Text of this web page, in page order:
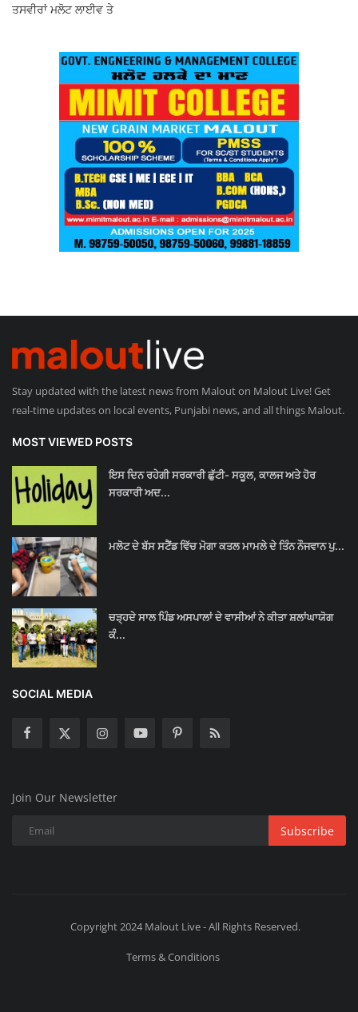
ਤਸਵੀਰਾਂ ਮਲੋਟ ਲਾਈਵ ਤੇ
Stay updated with the latest news from Malout on Malout Live! Get
real-time updates on local events, Punjabi news, and all things Malout.
MOST VIEWED POSTS
ਇਸ ਦਿਨ ਰਹੇਗੀ ਸਰਕਾਰੀ ਛੁੱਟੀ- ਸਕੂਲ, ਕਾਲਜ ਅਤੇ ਹੋਰ
ਸਰਕਾਰੀ ਅਦ...
ਮਲੋਟ ਦੇ ਬੱਸ ਸਟੈਂਡ ਵਿੱਚ ਮੋਗਾ ਕਤਲ ਮਾਮਲੇ ਦੇ ਤਿੰਨ ਨੌਜਵਾਨ ਪੁ...
ਚੜ੍ਹਦੇ ਸਾਲ ਪਿੰਡ ਅਸਪਾਲਾਂ ਦੇ ਵਾਸੀਆਂ ਨੇ ਕੀਤਾ ਸ਼ਲਾਂਘਾਯੋਗ
ਕੰ...
SOCIAL MEDIA
Join Our Newsletter
Subscribe
Copyright 2024 Malout Live - All Rights Reserved.
Terms & Conditions